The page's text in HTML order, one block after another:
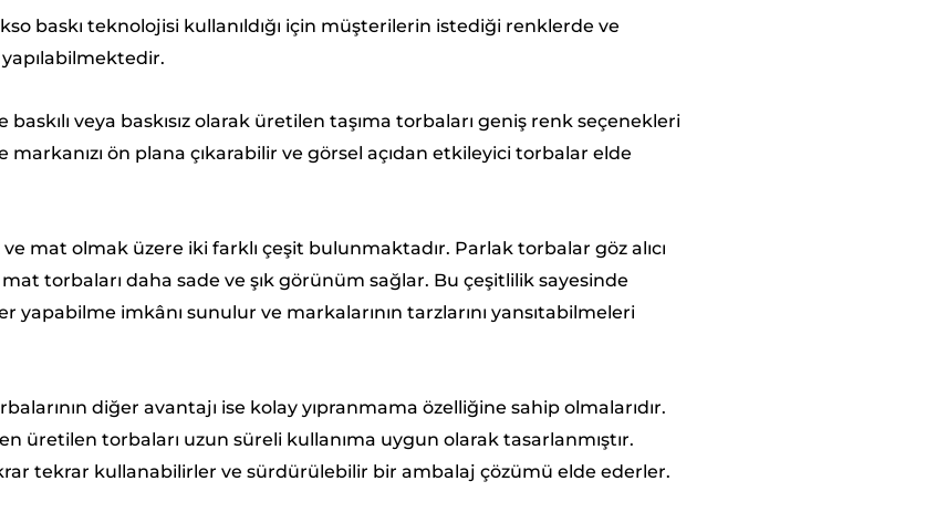
baskı teknolojisi kullanıldığı için müşterilerin istediği renklerde ve
veya baskısız olarak üretilen taşıma torbaları geniş renk seçenekleri
markanızı ön plana çıkarabilir ve görsel açıdan etkileyici torbalar elde
ve mat olmak üzere iki farklı çeşit bulunmaktadır. Parlak torbalar göz alıcı
torbaları daha sade ve şık görünüm sağlar. Bu çeşitlilik sayesinde
yapabilme imkânı sunulur ve markalarının tarzlarını yansıtabilmeleri
diğer avantajı ise kolay yıpranmama özelliğine sahip olmalarıdır.
üretilen torbaları uzun süreli kullanıma uygun olarak tasarlanmıştır.
tekrar kullanabilirler ve sürdürülebilir bir ambalaj çözümü elde ederler.